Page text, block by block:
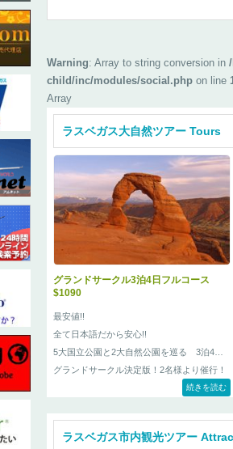
Warning: Array to string conversion in
child/inc/modules/social.php on line
Array
ラスベガス大自然ツアー Tours
グランドサークル3泊4日フルコース
$1090
最安値!!
全て日本語だから安心!!
5大国立公園と2大自然公園を巡る 3泊4日
グランドサークル決定版！2名様より催行！
続きを読む
ラスベガス市内観光ツアー